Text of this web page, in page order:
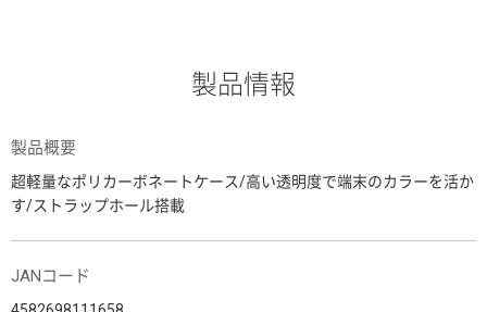
製品情報
製品概要
超軽量なポリカーボネートケース/高い透明度で端末のカラーを活か
す/ストラップホール搭載
JANコード